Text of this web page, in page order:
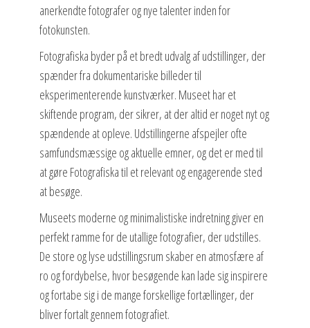
anerkendte fotografer og nye talenter inden for
fotokunsten.
Fotografiska byder på et bredt udvalg af udstillinger, der
spænder fra dokumentariske billeder til
eksperimenterende kunstværker. Museet har et
skiftende program, der sikrer, at der altid er noget nyt og
spændende at opleve. Udstillingerne afspejler ofte
samfundsmæssige og aktuelle emner, og det er med til
at gøre Fotografiska til et relevant og engagerende sted
at besøge.
Museets moderne og minimalistiske indretning giver en
perfekt ramme for de utallige fotografier, der udstilles.
De store og lyse udstillingsrum skaber en atmosfære af
ro og fordybelse, hvor besøgende kan lade sig inspirere
og fortabe sig i de mange forskellige fortællinger, der
bliver fortalt gennem fotografiet.